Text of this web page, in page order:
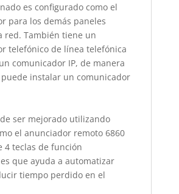
es configurado como el
para los demás paneles
red. También tiene un
telefónico de línea telefónica
comunicador IP, de manera
instalar un comunicador
ser mejorado utilizando
el anunciador remoto 6860
4 teclas de función
que ayuda a automatizar
tiempo perdido en el